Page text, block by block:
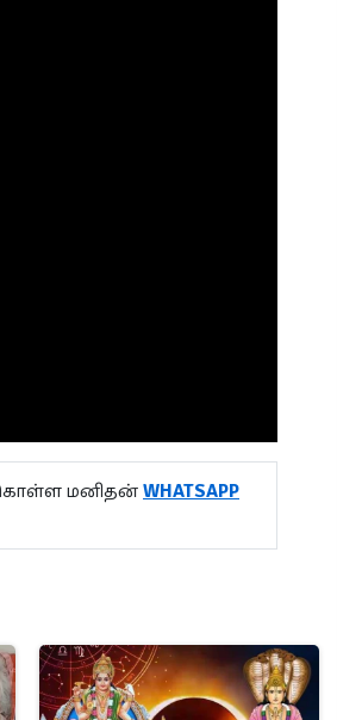
கொள்ள மனிதன் WHATSAPP